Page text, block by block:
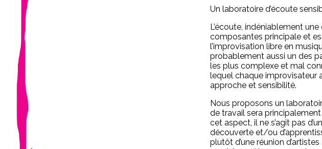
Un laboratoire d’écoute
L’écoute, indéniablement une
composantes principale et
l’improvisation libre en
probablement aussi un des
les plus complexe et mal
lequel chaque improvisateur
approche et sensibilité.
Nous proposons un
de travail sera
cet aspect, il ne s’agit pas
découverte et/ou
plutôt d’une réunion